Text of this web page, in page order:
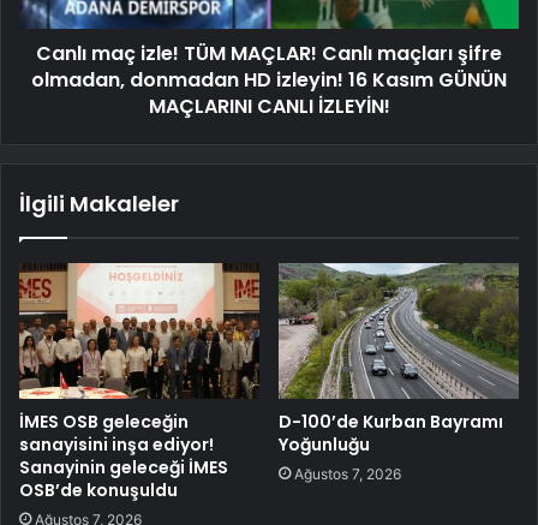
Canlı maç izle! TÜM MAÇLAR! Canlı maçları şifre
olmadan, donmadan HD izleyin! 16 Kasım GÜNÜN
MAÇLARINI CANLI İZLEYİN!
İlgili Makaleler
İMES OSB geleceğin
sanayisini inşa ediyor!
Sanayinin geleceği İMES
OSB’de konuşuldu
Ağustos 7, 2026
D-100’de Kurban Bayramı
Yoğunluğu
Ağustos 7, 2026